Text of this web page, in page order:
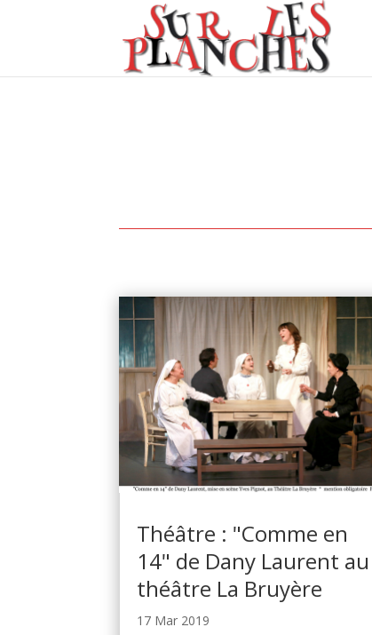
Théâtre : "Comme en
14" de Dany Laurent au
théâtre La Bruyère
17 Mar 2019